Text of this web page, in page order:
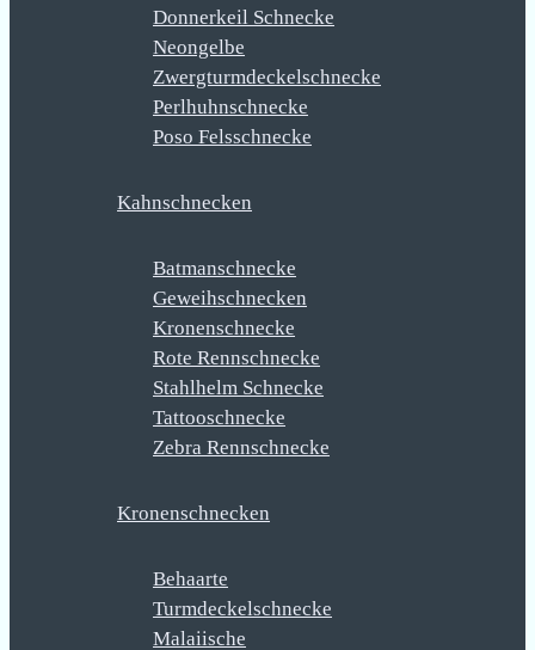
Donnerkeil Schnecke
Neongelbe
Zwergturmdeckelschnecke
Perlhuhnschnecke
Poso Felsschnecke
Kahnschnecken
Batmanschnecke
Geweihschnecken
Kronenschnecke
Rote Rennschnecke
Stahlhelm Schnecke
Tattooschnecke
Zebra Rennschnecke
Kronenschnecken
Behaarte
Turmdeckelschnecke
Malaiische